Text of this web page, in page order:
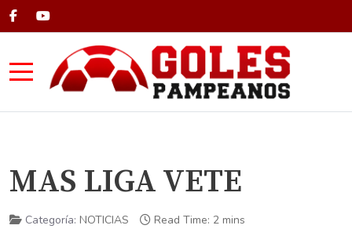
Mobile Menu Toggle
MAS LIGA VETE
Categoría: NOTICIAS
Read Time: 2 mins